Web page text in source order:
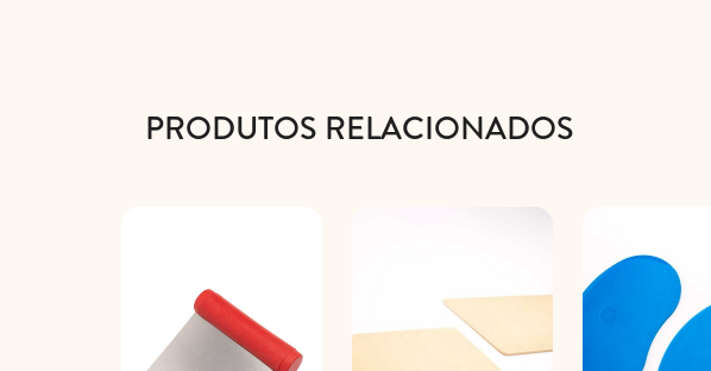
PRODUTOS RELACIONADOS